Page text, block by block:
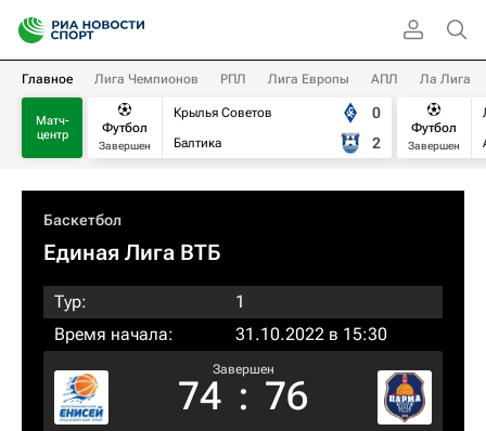
Главное Лига Чемпионов РПЛ Лига Европы АПЛ Ла Лига
Матч-
центр
Футбол
Завершен
Крылья Советов
Балтика
0
2
Футбол
Завершен
Баскетбол
Единая Лига ВТБ
Тур:
1
Время начала:
31.10.2022 в 15:30
Завершен
74 : 76